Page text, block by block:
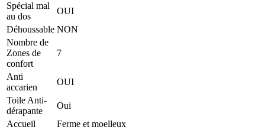
Spécial mal
au dos
OUI
Déhoussable NON
Nombre de
Zones de
confort
7
Anti
accarien
OUI
Toile Anti-
dérapante
Oui
Accueil
Ferme et moelleux